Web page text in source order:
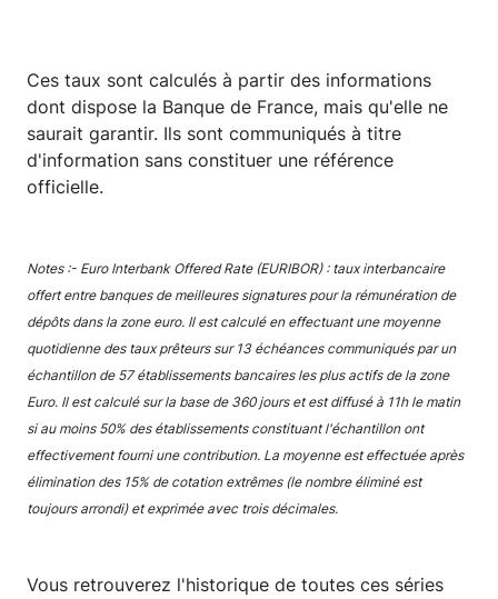
Ces taux sont calculés à partir des informations
dont dispose la Banque de France, mais qu'elle ne
saurait garantir. Ils sont communiqués à titre
d'information sans constituer une référence
officielle.
Notes :- Euro Interbank Offered Rate (EURIBOR) : taux interbancaire
offert entre banques de meilleures signatures pour la rémunération de
dépôts dans la zone euro. Il est calculé en effectuant une moyenne
quotidienne des taux prêteurs sur 13 échéances communiqués par un
échantillon de 57 établissements bancaires les plus actifs de la zone
Euro. Il est calculé sur la base de 360 jours et est diffusé à 11h le matin
si au moins 50% des établissements constituant l'échantillon ont
effectivement fourni une contribution. La moyenne est effectuée après
élimination des 15% de cotation extrêmes (le nombre éliminé est
toujours arrondi) et exprimée avec trois décimales.
Vous retrouverez l'historique de toutes ces séries